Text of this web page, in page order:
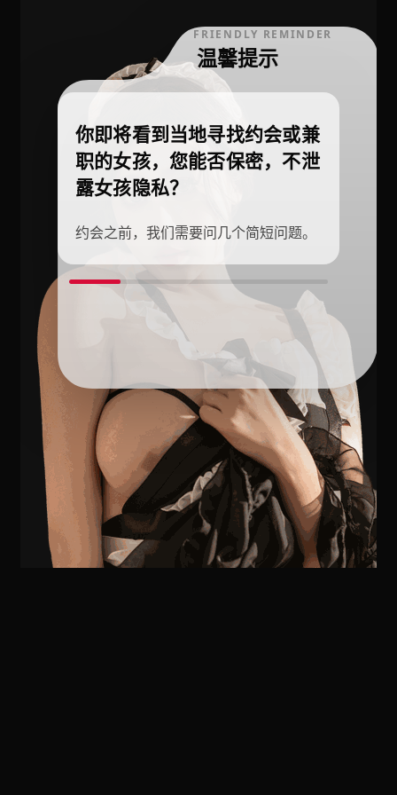
FRIENDLY REMINDER
温馨提示
你即将看到当地寻找约会或兼
职的女孩，您能否保密，不泄
露女孩隐私？
约会之前，我们需要问几个简短问题。